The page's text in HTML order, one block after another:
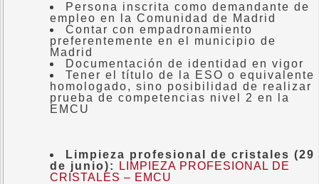
Persona inscrita como demandante de
empleo en la Comunidad de Madrid
Contar con empadronamiento
preferentemente en el municipio de
Madrid
Documentación de identidad en vigor
Tener el título de la ESO o equivalente
homologado, sino posibilidad de realizar
prueba de competencias nivel 2 en la
EMCU
Limpieza profesional de cristales (29
de junio):
LIMPIEZA PROFESIONAL DE
CRISTALES – EMCU